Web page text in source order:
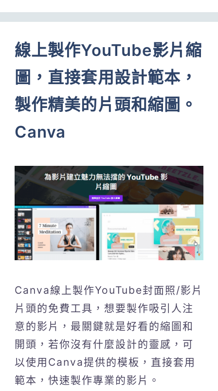
線上製作YouTube影片縮
圖，直接套用設計範本，
製作精美的片頭和縮圖。
Canva
Canva線上製作YouTube封面照/影片
片頭的免費工具，想要製作吸引人注
意的影片，最關鍵就是好看的縮圖和
開頭，若你沒有什麼設計的靈感，可
以使用Canva提供的模板，直接套用
範本，快速製作專業的影片。